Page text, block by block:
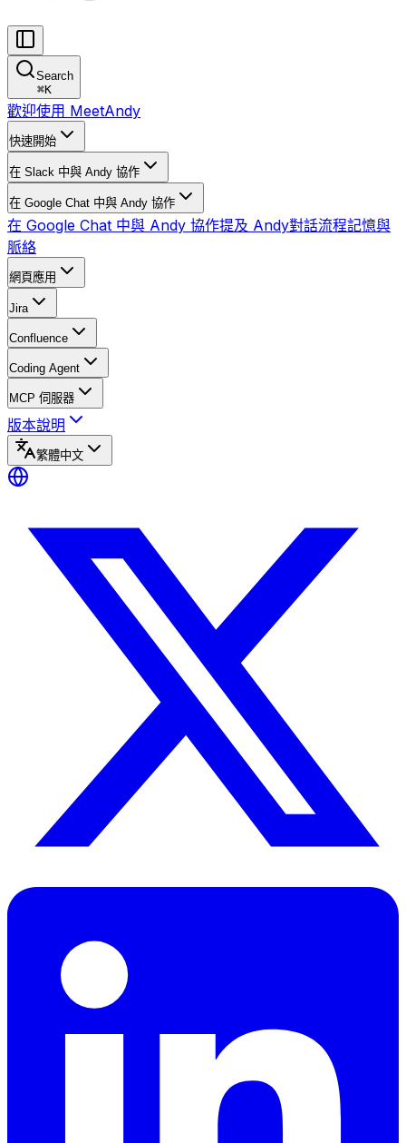
Search
⌘K
歡迎使用 MeetAndy
快速開始
在 Slack 中與 Andy 協作
在 Google Chat 中與 Andy 協作
在 Google Chat 中與 Andy 協作提及 Andy對話流程記憶與
脈絡
網頁應用
Jira
Confluence
Coding Agent
MCP 伺服器
版本說明
繁體中文